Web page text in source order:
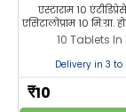
एस्टाराम 10
एसिटालोप्राम 10 मि.ग्रा.
उपयोग अवसाद और
किया जाता है।
ज़ीलैब फार्मेसी से सबसे
10 Tablets
Delivery in 3 to
₹10